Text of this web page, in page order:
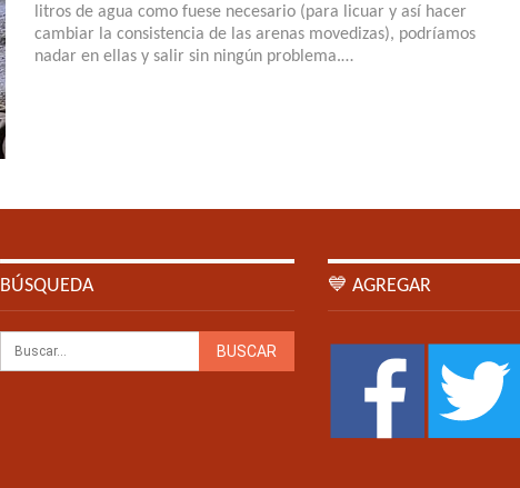
litros de agua como fuese necesario (para licuar y así hacer
cambiar la consistencia de las arenas movedizas), podríamos
nadar en ellas y salir sin ningún problema.…
BÚSQUEDA 💙 AGREGAR